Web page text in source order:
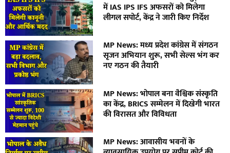
में IAS IPS IFS अफसरों को मिलेगा
लीगल सपोर्ट, केंद्र ने जारी किए निर्देश
MP News: मध्य प्रदेश कांग्रेस में संगठन
सृजन अभियान शुरू, सभी सेल्स भंग कर
नए गठन की तैयारी
MP News: भोपाल बना वैश्विक संस्कृति
का केंद्र, BRICS सम्मेलन में दिखेगी भारत
की विरासत और विविधता
MP News: आवासीय भवनों के